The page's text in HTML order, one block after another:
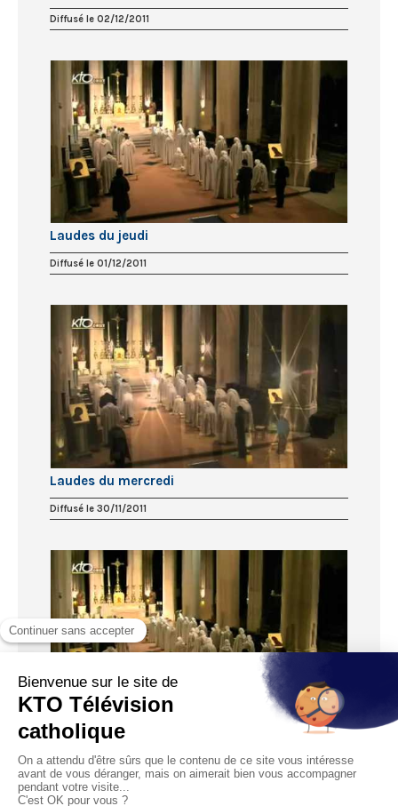
Diffusé le 02/12/2011
Laudes du jeudi
Diffusé le 01/12/2011
Laudes du mercredi
Diffusé le 30/11/2011
Laudes du mardi
Diffusé le 29/11/2011